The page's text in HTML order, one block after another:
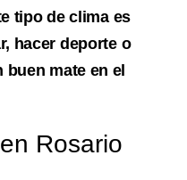
tipo de clima es
hacer deporte o
mate en el
Rosario